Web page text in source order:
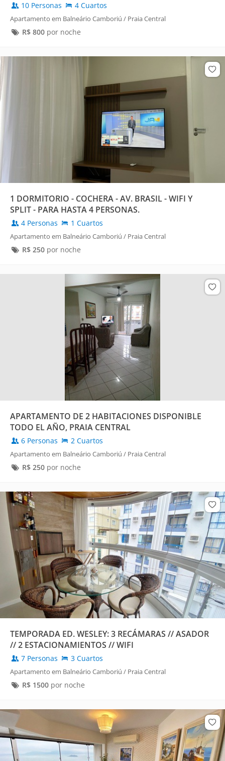
10 Personas 4 Cuartos
Apartamento em Balneário Camboriú / Praia Central
R$ 800por noche
1 DORMITORIO - COCHERA - AV. BRASIL - WIFI Y
SPLIT - PARA HASTA 4 PERSONAS.
4 Personas 1 Cuartos
Apartamento em Balneário Camboriú / Praia Central
R$ 250por noche
APARTAMENTO DE 2 HABITACIONES DISPONIBLE
TODO EL AÑO, PRAIA CENTRAL
6 Personas 2 Cuartos
Apartamento em Balneário Camboriú / Praia Central
R$ 250por noche
TEMPORADA ED. WESLEY: 3 RECÁMARAS // ASADOR
// 2 ESTACIONAMIENTOS // WIFI
7 Personas 3 Cuartos
Apartamento em Balneário Camboriú / Praia Central
R$ 1500por noche